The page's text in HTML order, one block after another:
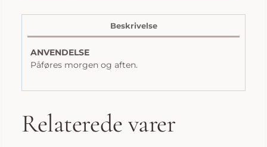
Beskrivelse
ANVENDELSE
Påføres morgen og aften.
Relaterede varer